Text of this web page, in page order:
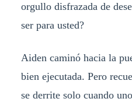
orgullo disfrazada de
ser para usted?
Aiden caminó hacia la
bien ejecutada. Pero
se derrite solo cuando